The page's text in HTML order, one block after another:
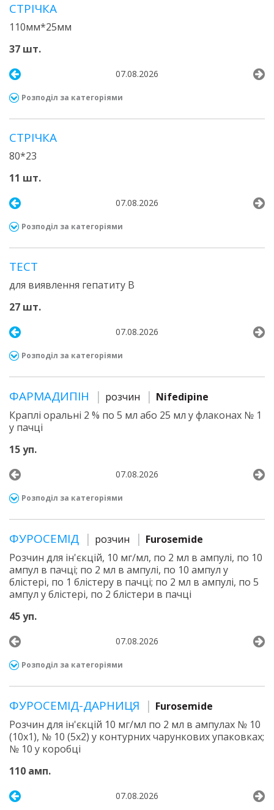
СТРІЧКА
110мм*25мм
37 шт.
07.08.2026
Розподіл за категоріями
СТРІЧКА
80*23
11 шт.
07.08.2026
Розподіл за категоріями
ТЕСТ
для виявлення гепатиту В
27 шт.
07.08.2026
Розподіл за категоріями
ФАРМАДИПІН розчин
Nifedipine
Краплі оральні 2 % по 5 мл або 25 мл у флаконах № 1
у пачці
15 уп.
07.08.2026
Розподіл за категоріями
ФУРОСЕМІД розчин
Furosemide
Розчин для ін'єкцій, 10 мг/мл, по 2 мл в ампулі, по 10
ампул в пачці; по 2 мл в ампулі, по 10 ампул у
блістері, по 1 блістеру в пачці; по 2 мл в ампулі, по 5
ампул у блістері, по 2 блістери в пачці
45 уп.
07.08.2026
Розподіл за категоріями
ФУРОСЕМІД-ДАРНИЦЯ
Furosemide
Розчин для ін'єкцій 10 мг/мл по 2 мл в ампулах № 10
(10х1), № 10 (5х2) у контурних чарункових упаковках;
№ 10 у коробці
110 амп.
07.08.2026